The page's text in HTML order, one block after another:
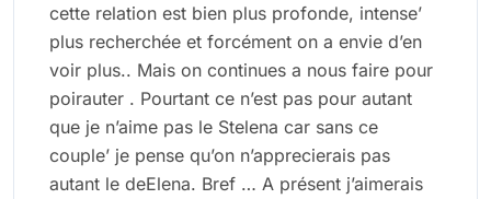
cette relation est bien plus profonde, intense’
plus recherchée et forcément on a envie d’en
voir plus.. Mais on continues a nous faire pour
poirauter . Pourtant ce n’est pas pour autant
que je n’aime pas le Stelena car sans ce
couple’ je pense qu’on n’apprecierais pas
autant le deElena. Bref … A présent j’aimerais